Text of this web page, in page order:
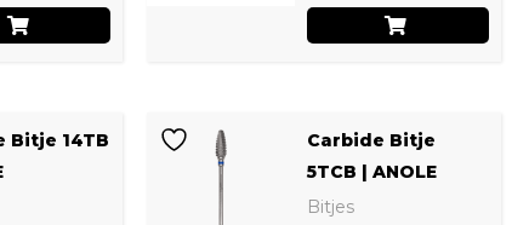
Bitje 14TB
Carbide Bitje
5TCB | ANOLE
Bitjes